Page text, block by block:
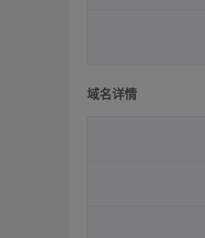
域名详情